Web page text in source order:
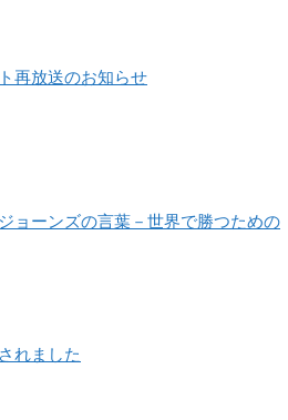
再放送のお知らせ
ョーンズの言葉－世界で勝つための
れました